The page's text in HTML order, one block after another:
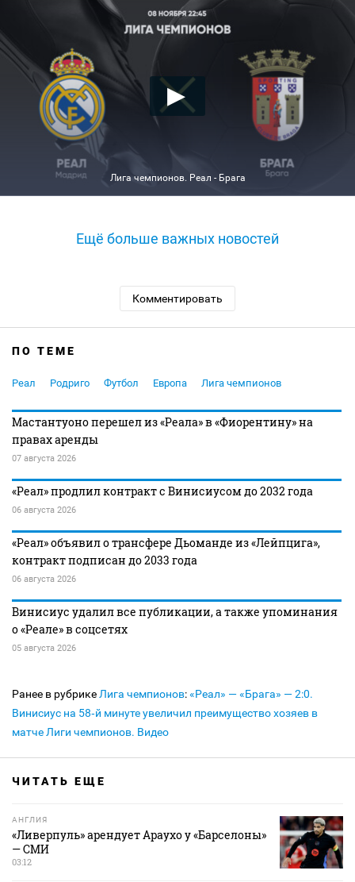
Лига чемпионов. Реал - Брага
Ещё больше важных новостей
Комментировать
ПО ТЕМЕ
Реал Родриго Футбол Европа Лига чемпионов
Мастантуоно перешел из «Реала» в «Фиорентину» на
правах аренды
07 августа 2026
«Реал» продлил контракт с Винисиусом до 2032 года
06 августа 2026
«Реал» объявил о трансфере Дьоманде из «Лейпцига»,
контракт подписан до 2033 года
06 августа 2026
Винисиус удалил все публикации, а также упоминания
о «Реале» в соцсетях
05 августа 2026
Ранее в рубрике Лига чемпионов:«Реал» — «Брага» — 2:0.
Винисиус на 58‑й минуте увеличил преимущество хозяев в
матче Лиги чемпионов. Видео
ЧИТАТЬ ЕЩЕ
АНГЛИЯ
«Ливерпуль» арендует Араухо у «Барселоны»
— СМИ
03:12